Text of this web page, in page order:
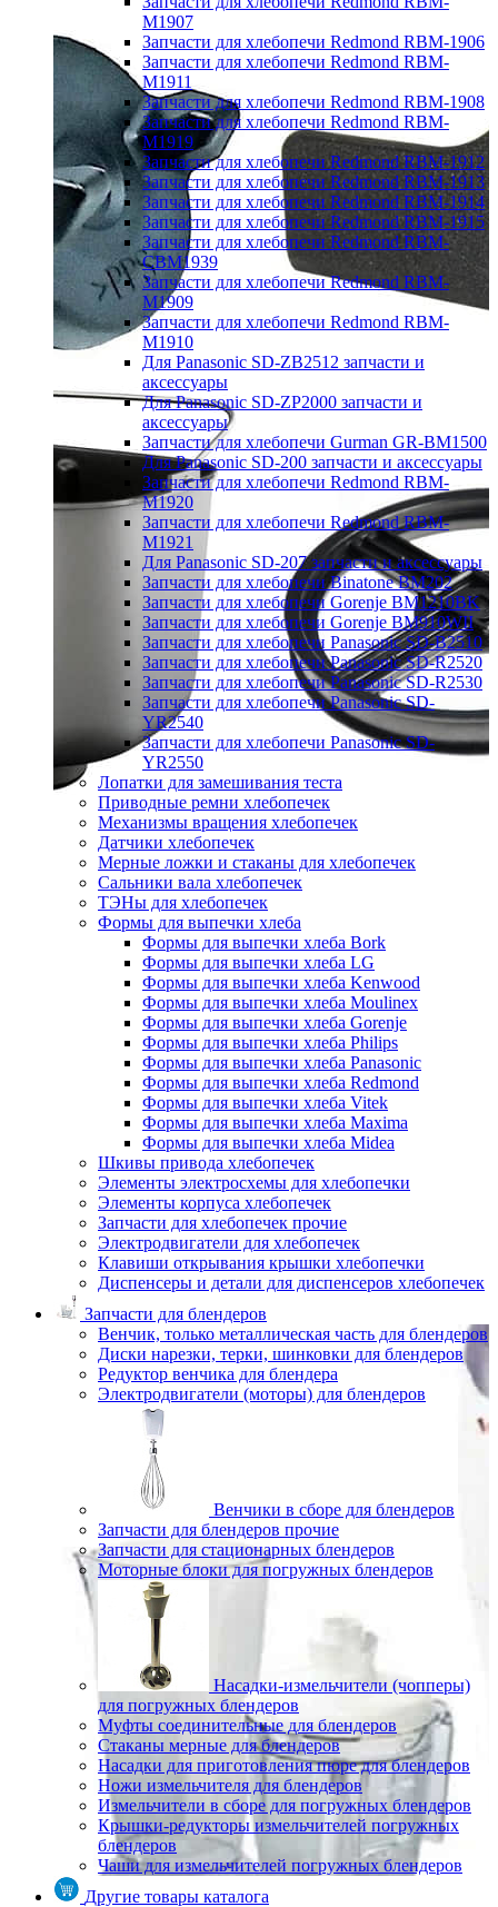
M1907
Запчасти для хлебопечи Redmond RBM-1906
Запчасти для хлебопечи Redmond RBM-
M1911
Запчасти для хлебопечи Redmond RBM-1908
Запчасти для хлебопечи Redmond RBM-
M1919
Запчасти для хлебопечи Redmond RBM-1912
Запчасти для хлебопечи Redmond RBM-1913
Запчасти для хлебопечи Redmond RBM-1914
Запчасти для хлебопечи Redmond RBM-1915
Запчасти для хлебопечи Redmond RBM-
CBM1939
Запчасти для хлебопечи Redmond RBM-
M1909
Запчасти для хлебопечи Redmond RBM-
M1910
Для Panasonic SD-ZB2512 запчасти и
аксессуары
Для Panasonic SD-ZP2000 запчасти и
аксессуары
Запчасти для хлебопечи Gurman GR-BM1500
Для Panasonic SD-200 запчасти и аксессуары
Запчасти для хлебопечи Redmond RBM-
M1920
Запчасти для хлебопечи Redmond RBM-
M1921
Для Panasonic SD-207 запчасти и аксессуары
Запчасти для хлебопечи Binatone BM202
Запчасти для хлебопечи Gorenje BM1210BK
Запчасти для хлебопечи Gorenje BM910WII
Запчасти для хлебопечи Panasonic SD-B2510
Запчасти для хлебопечи Panasonic SD-R2520
Запчасти для хлебопечи Panasonic SD-R2530
Запчасти для хлебопечи Panasonic SD-
YR2540
Запчасти для хлебопечи Panasonic SD-
YR2550
Лопатки для замешивания теста
Приводные ремни хлебопечек
Механизмы вращения хлебопечек
Датчики хлебопечек
Мерные ложки и стаканы для хлебопечек
Сальники вала хлебопечек
ТЭНы для хлебопечек
Формы для выпечки хлеба
Формы для выпечки хлеба Bork
Формы для выпечки хлеба LG
Формы для выпечки хлеба Kenwood
Формы для выпечки хлеба Moulinex
Формы для выпечки хлеба Gorenje
Формы для выпечки хлеба Philips
Формы для выпечки хлеба Panasonic
Формы для выпечки хлеба Redmond
Формы для выпечки хлеба Vitek
Формы для выпечки хлеба Maxima
Формы для выпечки хлеба Midea
Шкивы привода хлебопечек
Элементы электросхемы для хлебопечки
Элементы корпуса хлебопечек
Запчасти для хлебопечек прочие
Электродвигатели для хлебопечек
Клавиши открывания крышки хлебопечки
Диспенсеры и детали для диспенсеров хлебопечек
Запчасти для блендеров
Венчик, только металлическая часть для блендеров
Диски нарезки, терки, шинковки для блендеров
Редуктор венчика для блендера
Электродвигатели (моторы) для блендеров
Венчики в сборе для блендеров
Запчасти для блендеров прочие
Запчасти для стационарных блендеров
Моторные блоки для погружных блендеров
Насадки-измельчители (чопперы)
для погружных блендеров
Муфты соединительные для блендеров
Стаканы мерные для блендеров
Насадки для приготовления пюре для блендеров
Ножи измельчителя для блендеров
Измельчители в сборе для погружных блендеров
Крышки-редукторы измельчителей погружных
блендеров
Чаши для измельчителей погружных блендеров
Другие товары каталога